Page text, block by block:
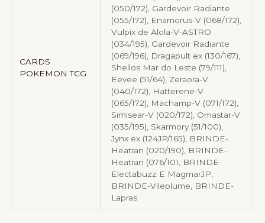
CARDS
POKEMON TCG
(050/172), Gardevoir Radiante
(055/172), Enamorus-V (068/172),
Vulpix de Alola-V-ASTRO
(034/195), Gardevoir Radiante
(069/196), Dragapult ex (130/167),
Shellos Mar do Leste (79/111),
Eevee (51/64), Zeraora-V
(040/172), Hatterene-V
(065/172), Machamp-V (071/172),
Simisear-V (020/172), Omastar-V
(035/195), Skarmory (51/100),
Jynx ex (124JP/165), BRINDE-
Heatran (020/190), BRINDE-
Heatran (076/101, BRINDE-
Electabuzz E MagmarJP,
BRINDE-Vileplume, BRINDE-
Lapras